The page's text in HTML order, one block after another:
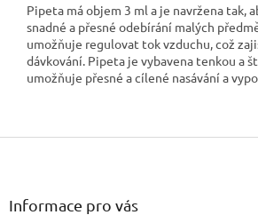
Pipeta má objem 3 ml a je navržena tak,
snadné a přesné odebírání malých
umožňuje regulovat tok vzduchu, což
dávkování. Pipeta je vybavena tenkou a
umožňuje přesné a cílené nasávání a
Z
Informace pro vás